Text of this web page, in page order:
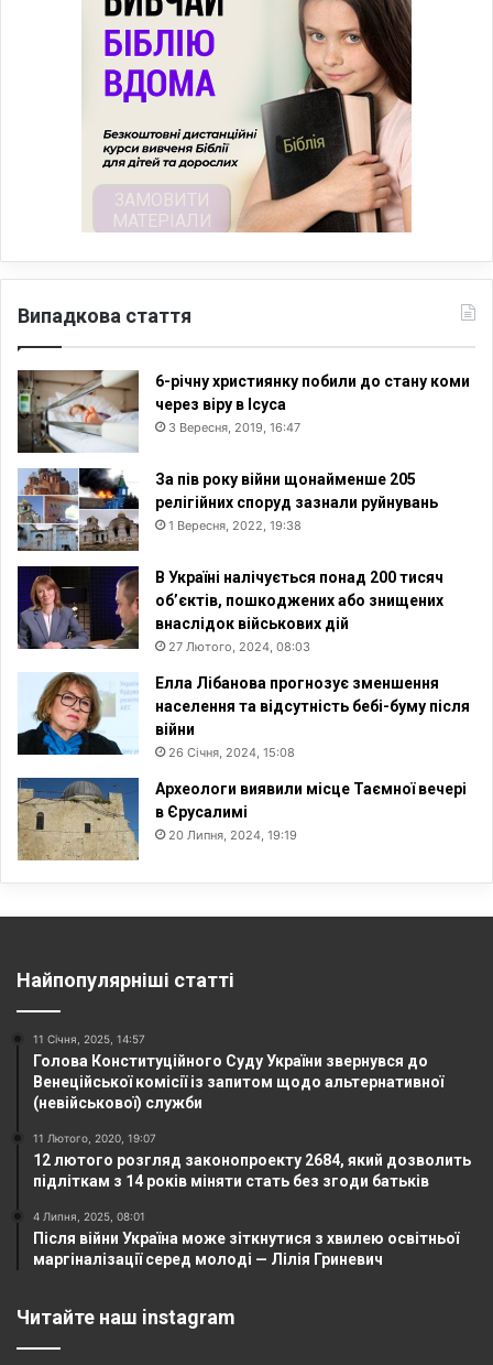
Випадкова стаття
6-річну християнку побили до стану коми
через віру в Ісуса
3 Вересня, 2019, 16:47
За пів року війни щонайменше 205
релігійних споруд зазнали руйнувань
1 Вересня, 2022, 19:38
В Україні налічується понад 200 тисяч
об’єктів, пошкоджених або знищених
внаслідок військових дій
27 Лютого, 2024, 08:03
Елла Лібанова прогнозує зменшення
населення та відсутність бебі-буму після
війни
26 Січня, 2024, 15:08
Археологи виявили місце Таємної вечері
в Єрусалимі
20 Липня, 2024, 19:19
Найпопулярніші статті
11 Січня, 2025, 14:57
Голова Конституційного Суду України звернувся до
Венеційської комісії із запитом щодо альтернативної
(невійськової) служби
11 Лютого, 2020, 19:07
12 лютого розгляд законопроекту 2684, який дозволить
підліткам з 14 років міняти стать без згоди батьків
4 Липня, 2025, 08:01
Після війни Україна може зіткнутися з хвилею освітньої
маргіналізації серед молоді — Лілія Гриневич
Читайте наш instagram